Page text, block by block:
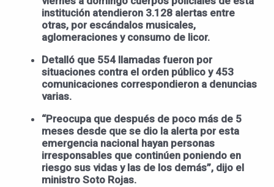
institución atendieron 3.128 alertas entre
otras, por escándalos musicales,
aglomeraciones y consumo de licor.
Detalló que 554 llamadas fueron por
situaciones contra el orden público y 453
comunicaciones correspondieron a denuncias
varias.
“Preocupa que después de poco más de 5
meses desde que se dio la alerta por esta
emergencia nacional hayan personas
irresponsables que continúen poniendo en
riesgo sus vidas y las de los demás”, dijo el
ministro Soto Rojas.